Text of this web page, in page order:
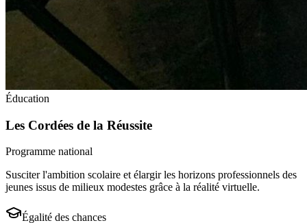
Éducation
Les Cordées de la Réussite
Programme national
Susciter l'ambition scolaire et élargir les horizons professionnels des
jeunes issus de milieux modestes grâce à la réalité virtuelle.
Égalité des chances